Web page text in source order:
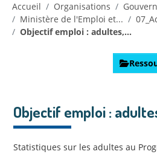
Accueil Organisations
Ministère de l'Emploi et...
Objectif emploi : adultes,...
Objectif emploi :
Statistiques sur les adultes au